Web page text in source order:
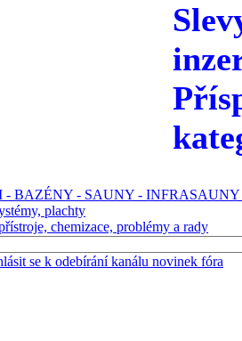
- BAZÉNY - SAUNY -
plachty
chemizace, problémy a rady